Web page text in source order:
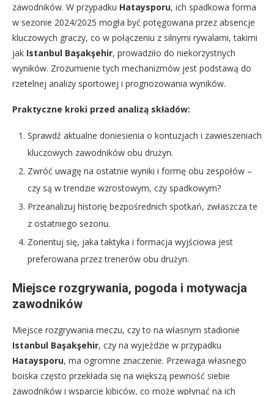
zawodników. W przypadku Hataysporu, ich spadkowa forma
w sezonie 2024/2025 mogła być potęgowana przez absencje
kluczowych graczy, co w połączeniu z silnymi rywalami, takimi
jak Istanbul Başakşehir, prowadziło do niekorzystnych
wyników. Zrozumienie tych mechanizmów jest podstawą do
rzetelnej analizy sportowej i prognozowania wyników.
Praktyczne kroki przed analizą składów:
Sprawdź aktualne doniesienia o kontuzjach i zawieszeniach
kluczowych zawodników obu drużyn.
Zwróć uwagę na ostatnie wyniki i formę obu zespołów –
czy są w trendzie wzrostowym, czy spadkowym?
Przeanalizuj historię bezpośrednich spotkań, zwłaszcza te
z ostatniego sezonu.
Zorientuj się, jaka taktyka i formacja wyjściowa jest
preferowana przez trenerów obu drużyn.
Miejsce rozgrywania, pogoda i motywacja
zawodników
Miejsce rozgrywania meczu, czy to na własnym stadionie
Istanbul Başakşehir, czy na wyjeździe w przypadku
Hataysporu, ma ogromne znaczenie. Przewaga własnego
boiska często przekłada się na większą pewność siebie
zawodników i wsparcie kibiców, co może wpłynąć na ich